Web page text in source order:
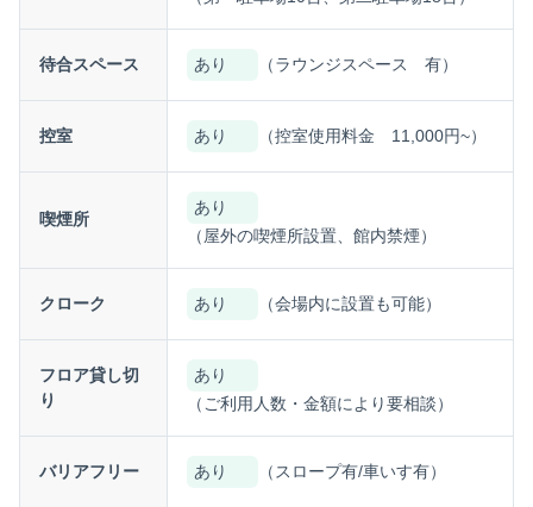
待合スペース あり （ラウンジスペース 有）
控室 あり （控室使用料金 11,000円~）
喫煙所
あり
（屋外の喫煙所設置、館内禁煙）
クローク あり （会場内に設置も可能）
フロア貸し切
り
あり
（ご利用人数・金額により要相談）
バリアフリー あり （スロープ有/車いす有）